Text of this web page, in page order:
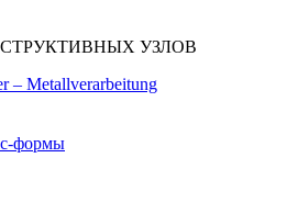
УЗЛОВ
формы